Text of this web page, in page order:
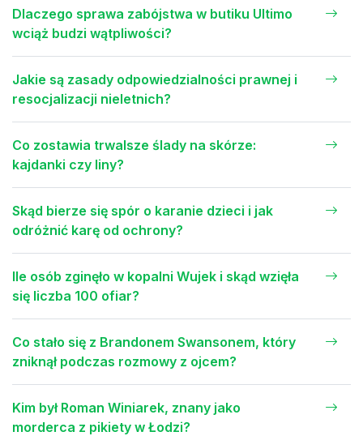
Dlaczego sprawa zabójstwa w butiku Ultimo
wciąż budzi wątpliwości?
Jakie są zasady odpowiedzialności prawnej i
resocjalizacji nieletnich?
Co zostawia trwalsze ślady na skórze:
kajdanki czy liny?
Skąd bierze się spór o karanie dzieci i jak
odróżnić karę od ochrony?
Ile osób zginęło w kopalni Wujek i skąd wzięła
się liczba 100 ofiar?
Co stało się z Brandonem Swansonem, który
zniknął podczas rozmowy z ojcem?
Kim był Roman Winiarek, znany jako
morderca z pikiety w Łodzi?